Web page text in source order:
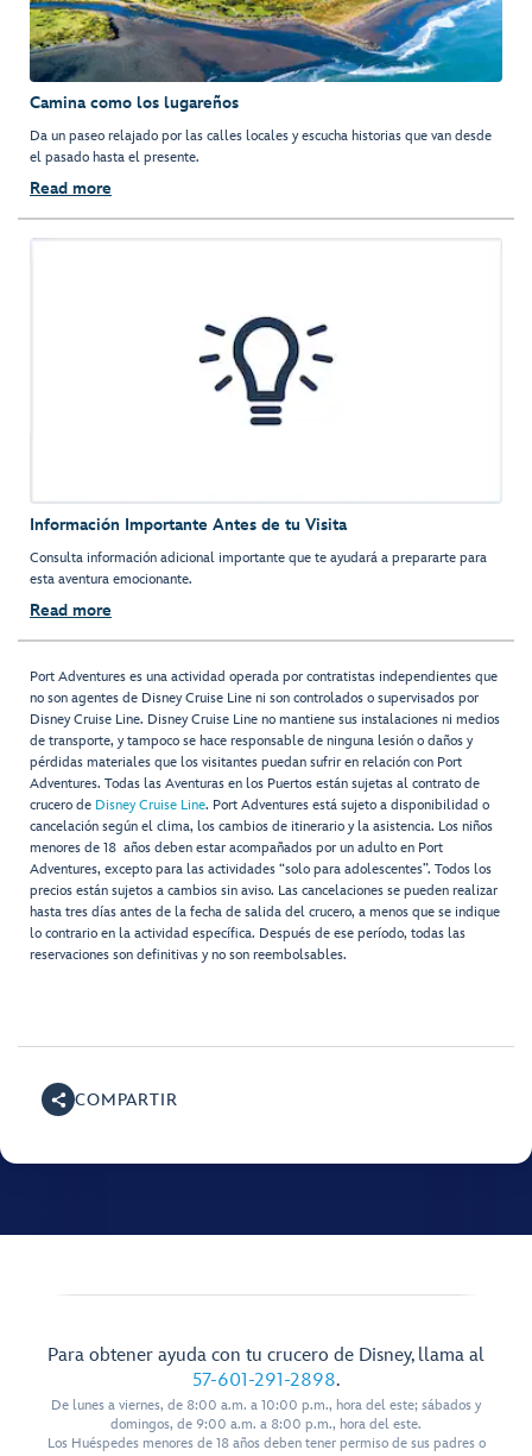
Camina como los lugareños
Da un paseo relajado por las calles locales y escucha historias que van desde
el pasado hasta el presente.
Read more
Información Importante Antes de tu Visita
Consulta información adicional importante que te ayudará a prepararte para
esta aventura emocionante.
Read more
Port Adventures es una actividad operada por contratistas independientes que
no son agentes de Disney Cruise Line ni son controlados o supervisados por
Disney Cruise Line. Disney Cruise Line no mantiene sus instalaciones ni medios
de transporte, y tampoco se hace responsable de ninguna lesión o daños y
pérdidas materiales que los visitantes puedan sufrir en relación con Port
Adventures. Todas las Aventuras en los Puertos están sujetas al contrato de
crucero de Disney Cruise Line. Port Adventures está sujeto a disponibilidad o
cancelación según el clima, los cambios de itinerario y la asistencia. Los niños
menores de 18 años deben estar acompañados por un adulto en Port
Adventures, excepto para las actividades “solo para adolescentes”. Todos los
precios están sujetos a cambios sin aviso. Las cancelaciones se pueden realizar
hasta tres días antes de la fecha de salida del crucero, a menos que se indique
lo contrario en la actividad específica. Después de ese período, todas las
reservaciones son definitivas y no son reembolsables.
COMPARTIR
Para obtener ayuda con tu crucero de Disney, llama al
57-601-291-2898.
De lunes a viernes, de 8:00 a.m. a 10:00 p.m., hora del este; sábados y
domingos, de 9:00 a.m. a 8:00 p.m., hora del este.
Los Huéspedes menores de 18 años deben tener permiso de sus padres o